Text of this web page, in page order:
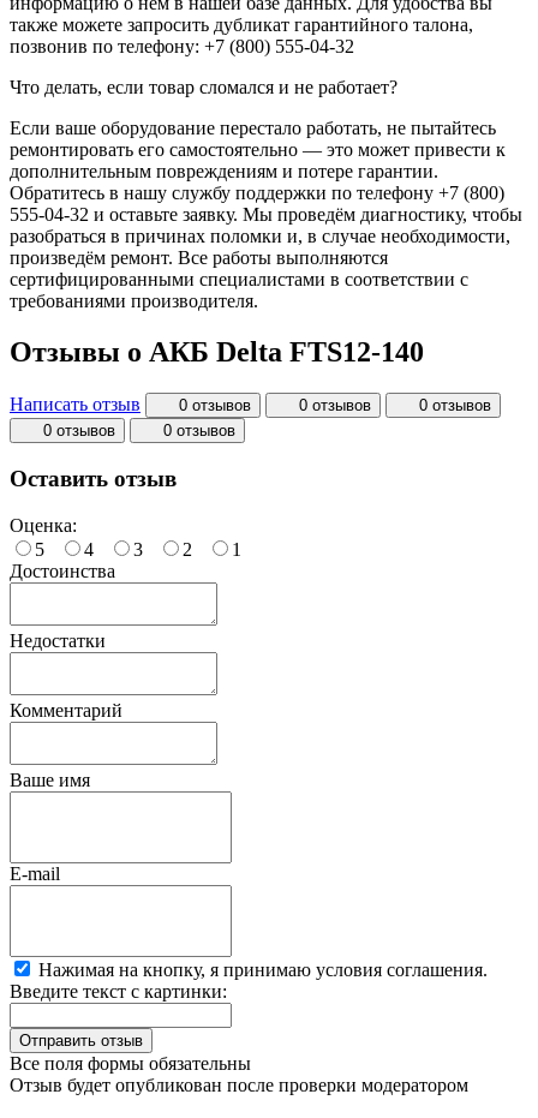
также можете запросить дубликат гарантийного талона,
позвонив по телефону: +7 (800) 555-04-32
Что делать, если товар сломался и не работает?
Если ваше оборудование перестало работать, не пытайтесь
ремонтировать его самостоятельно — это может привести к
дополнительным повреждениям и потере гарантии.
Обратитесь в нашу службу поддержки по телефону +7 (800)
555-04-32 и оставьте заявку. Мы проведём диагностику, чтобы
разобраться в причинах поломки и, в случае необходимости,
произведём ремонт. Все работы выполняются
сертифицированными специалистами в соответствии с
требованиями производителя.
Отзывы о АКБ Delta FTS12-140
Написать отзыв 0 отзывов 0 отзывов
0 отзывов
0 отзывов
0 отзывов
Оставить отзыв
Оценка:
5
4 3 2
1
Достоинства
Недостатки
Комментарий
Ваше имя
E-mail
Нажимая на кнопку, я принимаю условия соглашения.
Введите текст с картинки:
Все поля формы обязательны
Отзыв будет опубликован после проверки модератором